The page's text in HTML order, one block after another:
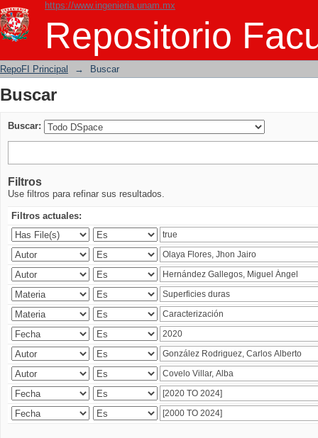
https://www.ingenieria.unam.mx
Repositorio
Buscar
RepoFI Principal → Buscar
Buscar
Buscar:
Filtros
Use filtros para refinar sus resultados.
Filtros actuales: